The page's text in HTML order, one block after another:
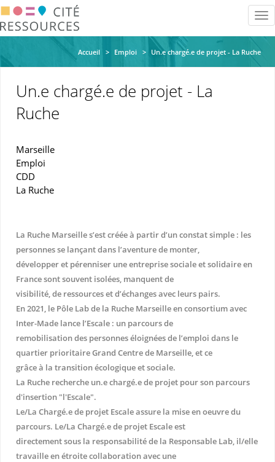
Aller
au
contenu
Accueil Emploi Un.e chargé.e de projet - La Ruche
Un.e chargé.e de projet - La
Ruche
Marseille
Emploi
CDD
La Ruche
La Ruche Marseille s’est créée à partir d’un constat simple : les
personnes se lançant dans l’aventure de monter,
développer et pérenniser une entreprise sociale et solidaire en
France sont souvent isolées, manquent de
visibilité, de ressources et d’échanges avec leurs pairs.
En 2021, le Pôle Lab de la Ruche Marseille en consortium avec
Inter-Made lance l’Escale : un parcours de
remobilisation des personnes éloignées de l’emploi dans le
quartier prioritaire Grand Centre de Marseille, et ce
grâce à la transition écologique et sociale.
La Ruche recherche un.e chargé.e de projet pour son parcours
d'insertion "l'Escale".
Le/La Chargé.e de projet Escale assure la mise en oeuvre du
parcours. Le/La Chargé.e de projet Escale est
directement sous la responsabilité de la Responsable Lab, il/elle
travaille en étroite collaboration avec une